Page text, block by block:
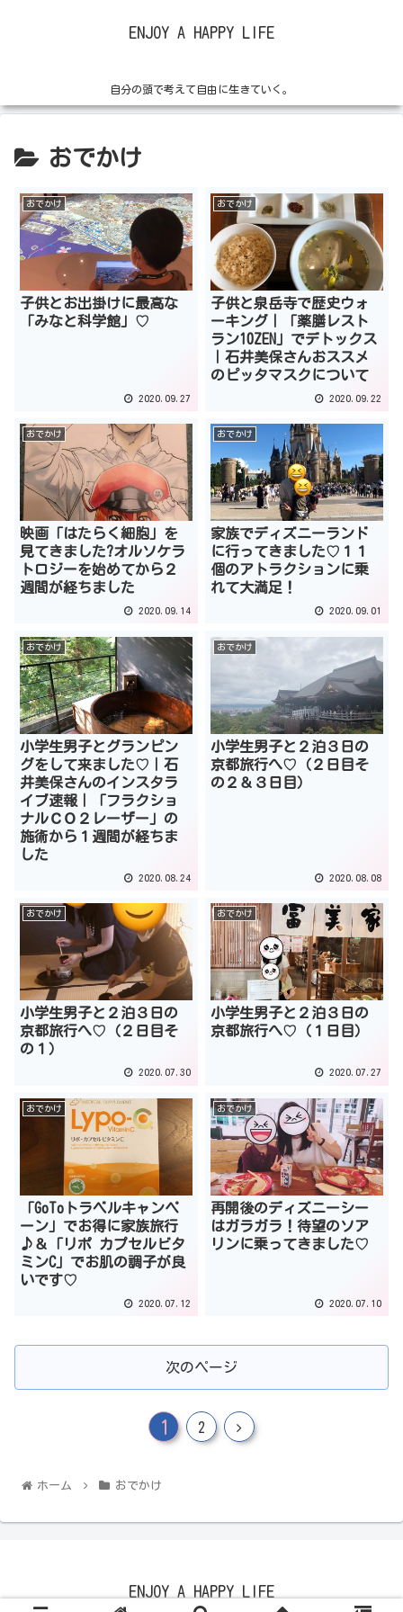
ENJOY A HAPPY LIFE
自分の頭で考えて自由に生きていく。
おでかけ
おでかけ
子供とお出掛けに最高な
「みなと科学館」♡
2020.09.27
おでかけ
子供と泉岳寺で歴史ウォ
ーキング｜「薬膳レスト
ラン10ZEN」でデトックス
｜石井美保さんおススメ
のピッタマスクについて
2020.09.22
おでかけ
映画「はたらく細胞」を
見てきました?オルソケラ
トロジーを始めてから２
週間が経ちました
2020.09.14
おでかけ
家族でディズニーランド
に行ってきました♡１１
個のアトラクションに乗
れて大満足！
2020.09.01
おでかけ
小学生男子とグランピン
グをして来ました♡｜石
井美保さんのインスタラ
イブ速報｜「フラクショ
ナルＣＯ２レーザー」の
施術から１週間が経ちま
した
2020.08.24
おでかけ
小学生男子と２泊３日の
京都旅行へ♡（２日目そ
の２＆３日目）
2020.08.08
おでかけ
小学生男子と２泊３日の
京都旅行へ♡（２日目そ
の１）
2020.07.30
おでかけ
小学生男子と２泊３日の
京都旅行へ♡（１日目）
2020.07.27
おでかけ
「GoToトラベルキャンペ
ーン」でお得に家族旅行
♪＆「リポ カプセルビタ
ミンC」でお肌の調子が良
いです♡
2020.07.12
おでかけ
再開後のディズニーシー
はガラガラ！待望のソア
リンに乗ってきました♡
2020.07.10
次のページ
1 2
ホーム おでかけ
ENJOY A HAPPY LIFE